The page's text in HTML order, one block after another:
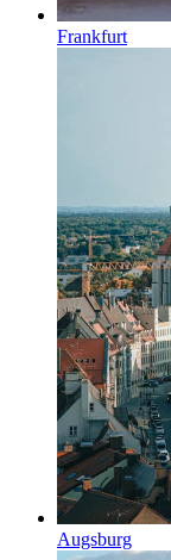
Frankfurt
Augsburg